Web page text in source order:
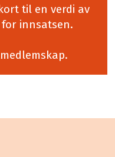
til en verdi av
innsatsen.